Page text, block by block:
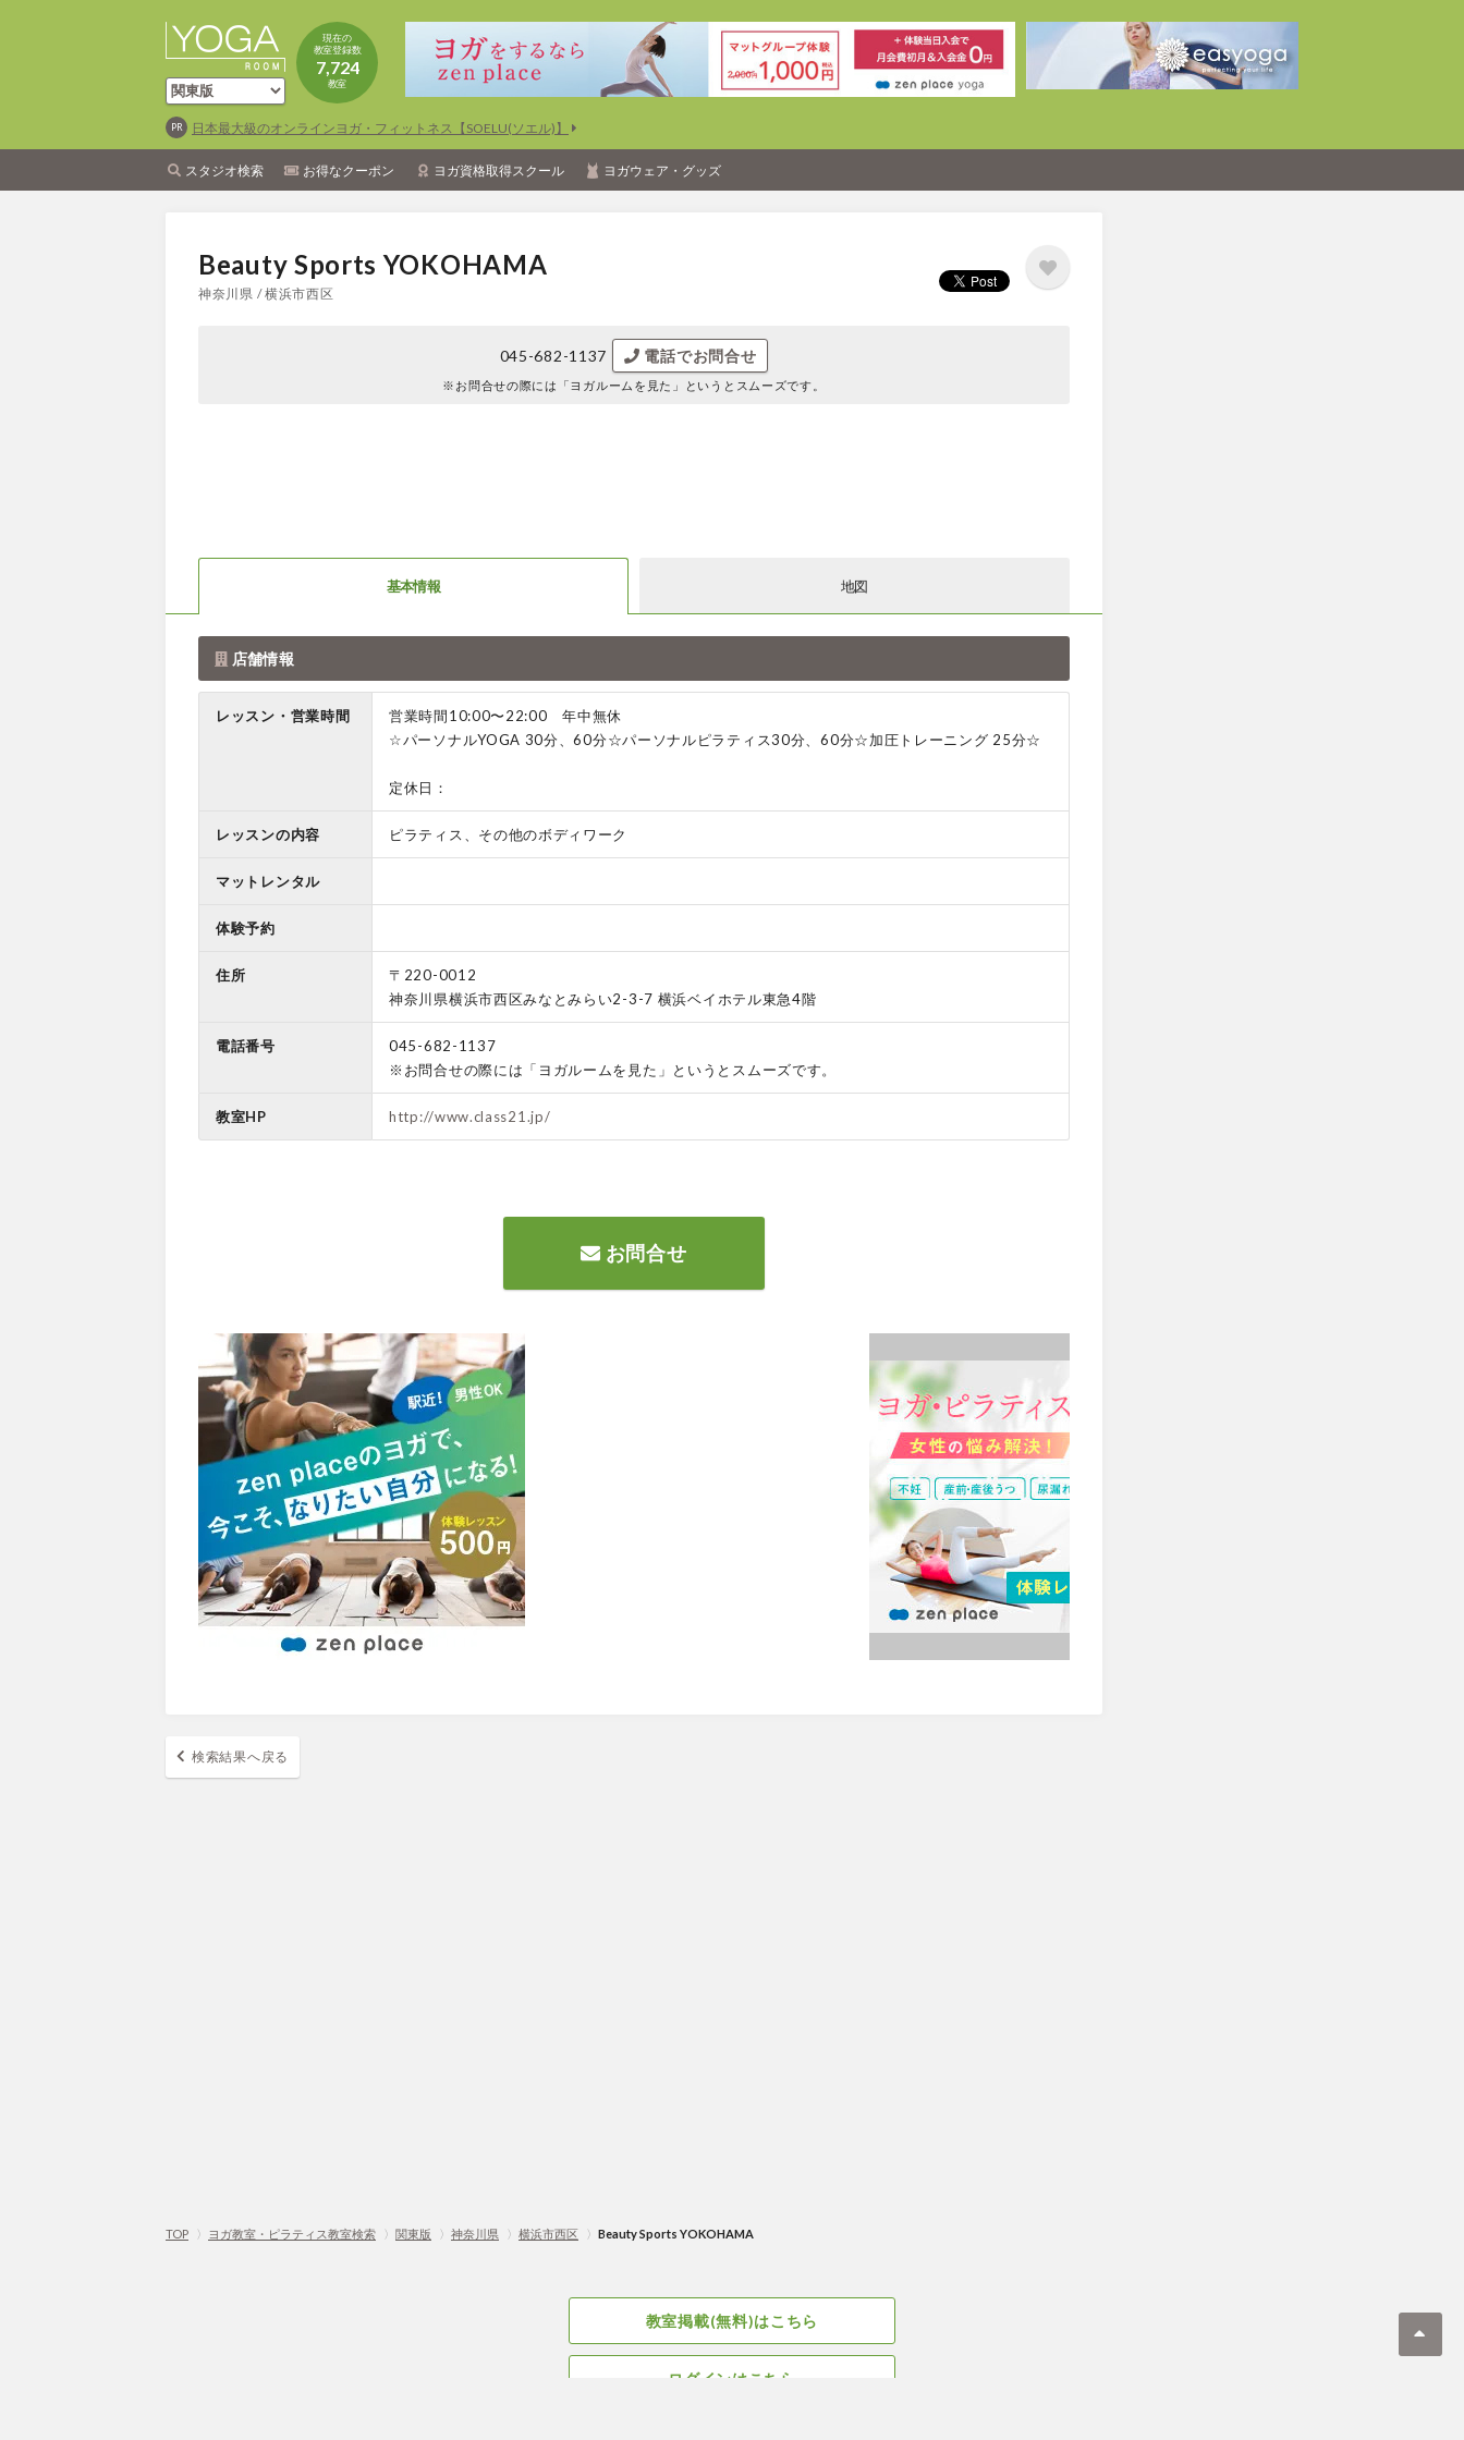
現在の
教室登録数
7,724
教室
日本最大級のオンラインヨガ・フィットネス【SOELU(ソエル)】
スタジオ検索 お得なクーポン ヨガ資格取得スクール ヨガウェア・グッズ
Beauty Sports YOKOHAMA
神奈川県 / 横浜市西区
045-682-1137 電話でお問合せ
※お問合せの際には 「ヨガルームを見た」というとスムーズです。
基本情報 地図
店舗情報
レッスン・営業時間
営業時間10:00〜22:00 年中無休
☆パーソナルYOGA 30分、60分☆パーソナルピラティス30分、60分☆加圧トレーニング 25分☆
定休日：
レッスンの内容 ピラティス、その他のボディワーク
マットレンタル
体験予約
住所
〒220-0012
神奈川県横浜市西区みなとみらい2-3-7 横浜ベイホテル東急4階
電話番号
045-682-1137
※お問合せの際には「ヨガルームを見た」というとスムーズです。
教室HP http://www.class21.jp/
お問合せ
検索結果へ戻る
TOP 〉 ヨガ教室・ピラティス教室検索 〉 関東版 〉 神奈川県 〉 横浜市西区 〉 Beauty Sports YOKOHAMA
教室掲載(無料)はこちら
ログインはこちら